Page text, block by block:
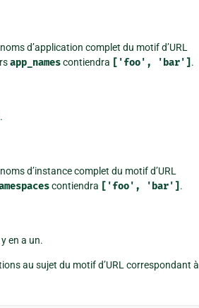
d’application complet du motif d’URL
app_namescontiendra ['foo', 'bar'] .
d’instance complet du motif d’URL
contiendra ['foo', 'bar'] .
en a un.
au sujet du motif d’URL correspondant à